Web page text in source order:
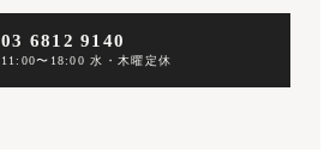
03 6812 9140
11:00〜18:00 水・木曜定休